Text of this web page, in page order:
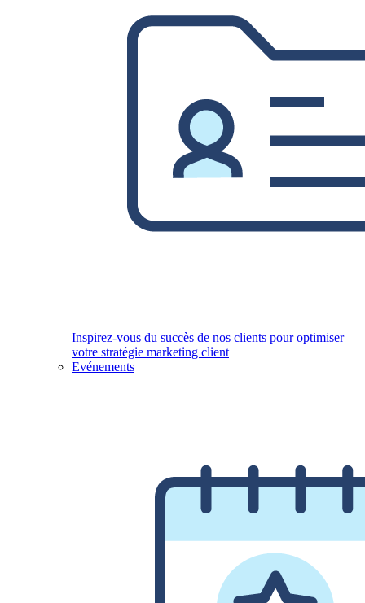
Inspirez-vous du succès de nos clients pour optimiser
votre stratégie marketing client
Evénements